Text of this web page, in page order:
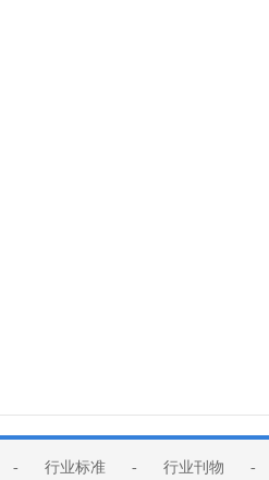
- 行业标准 - 行业刊物 -